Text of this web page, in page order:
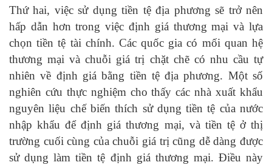
Thứ hai, việc sử dụng tiền tệ địa phương sẽ trở nên
hấp dẫn hơn trong việc định giá thương mại và lựa
chọn tiền tệ tài chính. Các quốc gia có mối quan hệ
thương mại và chuỗi giá trị chặt chẽ có nhu cầu tự
nhiên về định giá bằng tiền tệ địa phương. Một số
nghiên cứu thực nghiệm cho thấy các nhà xuất khẩu
nguyên liệu chế biến thích sử dụng tiền tệ của nước
nhập khẩu để định giá thương mại, và tiền tệ ở thị
trường cuối cùng của chuỗi giá trị cũng dễ dàng được
sử dụng làm tiền tệ định giá thương mại. Điều này